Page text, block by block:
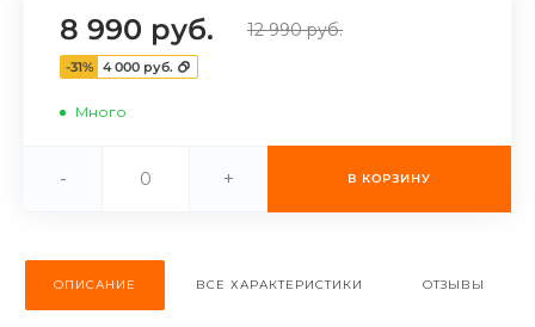
недели
8 990 руб. 12 990 руб.
-31% 4 000 руб.
Много
- + В КОРЗИНУ
ОПИСАНИЕ ВСЕ ХАРАКТЕРИСТИКИ ОТЗЫВЫ